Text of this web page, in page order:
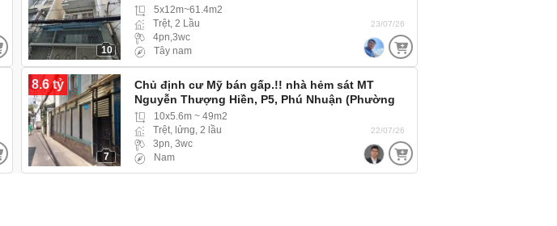
10
5x12m~61.4m2
Trệt, 2 Lầu
4pn,3wc
Tây nam
23/07/26
8.6 tỷ
7
Chủ định cư Mỹ bán gấp.!! nhà hẻm sát MT
Nguyễn Thượng Hiền, P5, Phú Nhuận (Phường
Đức Nhuận) hẻm 3m ba gác ra vào thoải mái
10x5.6m ~ 49m2
Trệt, lửng, 2 lầu
3pn, 3wc
Nam
22/07/26